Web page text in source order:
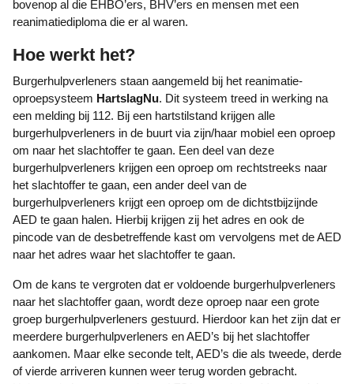
bovenop al die EHBO’ers, BHV’ers en mensen met een
reanimatiediploma die er al waren.
Hoe werkt het?
Burgerhulpverleners staan aangemeld bij het reanimatie-
oproepsysteem HartslagNu. Dit systeem treed in werking na
een melding bij 112. Bij een hartstilstand krijgen alle
burgerhulpverleners in de buurt via zijn/haar mobiel een oproep
om naar het slachtoffer te gaan. Een deel van deze
burgerhulpverleners krijgen een oproep om rechtstreeks naar
het slachtoffer te gaan, een ander deel van de
burgerhulpverleners krijgt een oproep om de dichtstbijzijnde
AED te gaan halen. Hierbij krijgen zij het adres en ook de
pincode van de desbetreffende kast om vervolgens met de AED
naar het adres waar het slachtoffer te gaan.
Om de kans te vergroten dat er voldoende burgerhulpverleners
naar het slachtoffer gaan, wordt deze oproep naar een grote
groep burgerhulpverleners gestuurd. Hierdoor kan het zijn dat er
meerdere burgerhulpverleners en AED’s bij het slachtoffer
aankomen. Maar elke seconde telt, AED’s die als tweede, derde
of vierde arriveren kunnen weer terug worden gebracht.